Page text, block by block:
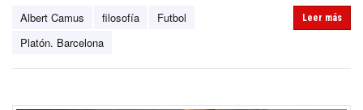
Albert Camus filosofía
Futbol
Platón. Barcelona
Leer más